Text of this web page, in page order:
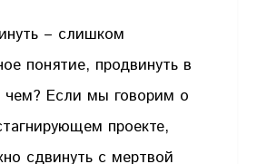
– слишком
понятие, продвинуть в
чем? Если мы говорим о
проекте,
сдвинуть с мертвой